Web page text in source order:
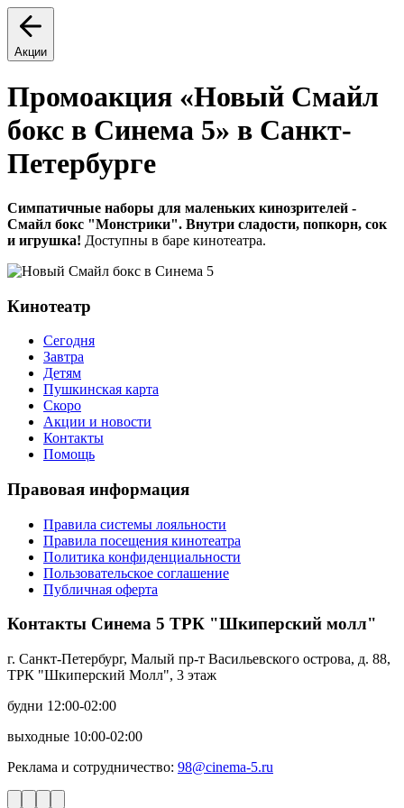
Акции
Промоакция «Новый Смайл
бокс в Синема 5» в Санкт-
Петербурге
Симпатичные наборы для маленьких кинозрителей -
Смайл бокс "Монстрики". Внутри сладости, попкорн, сок
и игрушка! Доступны в баре кинотеатра.
Кинотеатр
Сегодня
Завтра
Детям
Пушкинская карта
Скоро
Акции и новости
Контакты
Помощь
Правовая информация
Правила системы лояльности
Правила посещения кинотеатра
Политика конфиденциальности
Пользовательское соглашение
Публичная оферта
Контакты Синема 5 ТРК "Шкиперский молл"
г. Санкт-Петербург, Малый пр-т Васильевского острова, д. 88,
ТРК "Шкиперский Молл", 3 этаж
будни 12:00-02:00
выходные 10:00-02:00
Реклама и сотрудничество: 98@cinema-5.ru